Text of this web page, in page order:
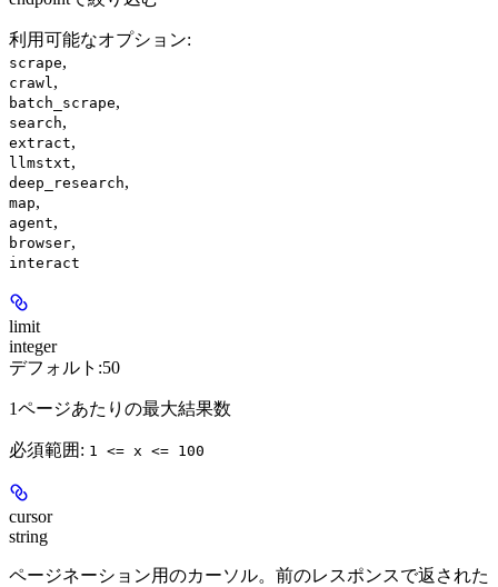
利用可能なオプション:
scrape,
crawl ,
batch_scrape,
search,
extract,
llmstxt,
deep_research,
map,
agent,
browser,
interact
limit
integer
デフォルト:50
1ページあたりの最大結果数
必須範囲 : 1 <= x <= 100
cursor
string
ページネーション用のカーソル。前のレスポンスで返された